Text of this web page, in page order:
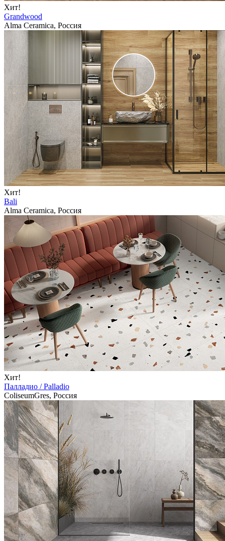
Хит!
Grandwood
Alma Ceramica, Россия
Хит!
Bali
Alma Ceramica, Россия
Хит!
Палладио / Palladio
ColiseumGres, Россия